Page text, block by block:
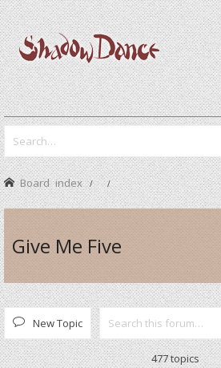
Board index
Give Me Five
New Topic
477 topics